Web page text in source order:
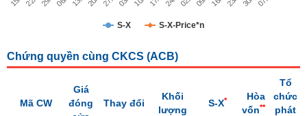
cổ
phiếu
mô
S-X S-X-Price*n
Chứng quyền cùng CKCS (ACB)
Mã CW
Giá
đóng
Thay đổi
Khối
lượng
S-X*
Hòa
vốn**
Tổ
chức
phát
DOANH